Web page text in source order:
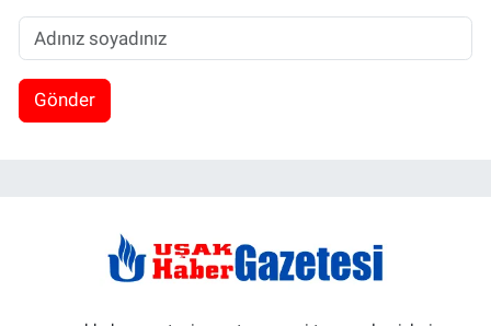
Gönder